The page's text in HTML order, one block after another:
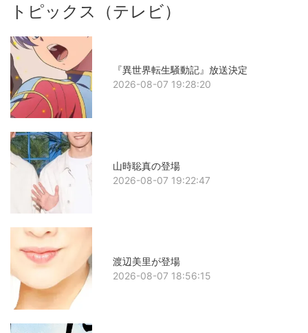
トピックス（テレビ）
『異世界転生騒動記』放送決定
2026-08-07 19:28:20
山時聡真の登場
2026-08-07 19:22:47
渡辺美里が登場
2026-08-07 18:56:15